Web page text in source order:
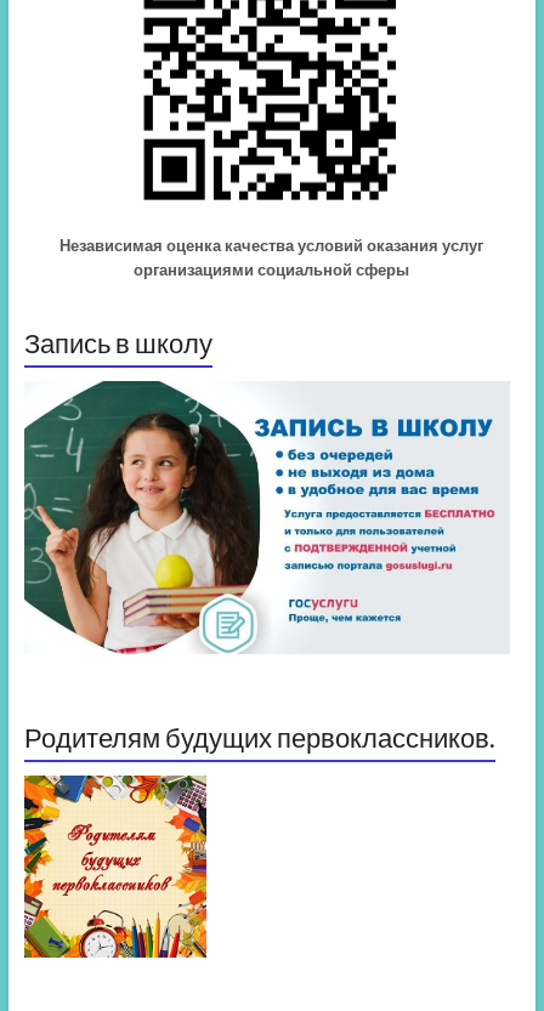
Независимая оценка качества условий оказания услуг
организациями социальной сферы
Запись в школу
Родителям будущих первоклассников.